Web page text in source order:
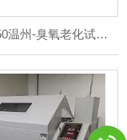
YSCY-150温州-臭氧老化试验箱